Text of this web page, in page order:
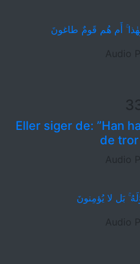
أَم هُم قَومٌ طاغونَ
Audio
Eller siger de: ”Han
de
Audio
بَل لا يُؤمِنونَ
Audio